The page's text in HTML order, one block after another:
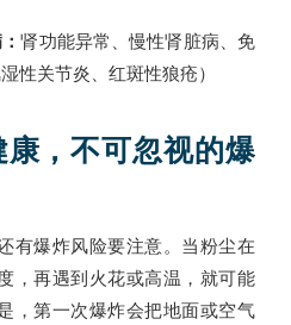
肾功能异常、慢性肾脏病、免
性关节炎、红斑性狼疮）
，不可忽视的爆
有爆炸风险要注意。当粉尘在
，再遇到火花或高温，就可能
，第一次爆炸会把地面或空气